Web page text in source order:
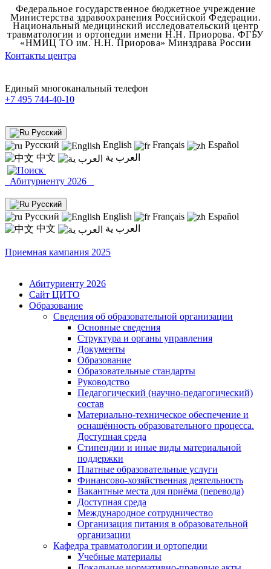
Федеральное государственное бюджетное учреждение
Министерства здравоохранения Российской Федерации.
Национальный медицинский исследовательский центр
травматологии и ортопедии имени Н.Н. Приорова. ФГБУ
«НМИЦ ТО им. Н.Н. Приорова» Минздрава России
Контакты центра
Единый многоканальный телефон
+7 495 744-40-10
Русский
Русский English Français
Español
中文
العرب ية
Абитуриенту 2026
Русский
Русский English Français
Español
中文
العرب ية
Приемная кампания 2025
Абитуриенту 2026
Сайт ЦИТО
Образование
Сведения об образовательной организации
Основные сведения
Структура и органы управления
Документы
Образование
Образовательные стандарты
Руководство
Педагогический (научно-педагогический)
состав
Материально-техническое обеспечение и
оснащённость образовательного процесса.
Доступная среда
Стипендии и иные виды материальной
поддержки
Платные образовательные услуги
Финансово-хозяйственная деятельность
Вакантные места для приёма (перевода)
Доступная среда
Международное сотрудничество
Организация питания в образовательной
организации
Кафедра травматологии и ортопедии
Учебные материалы